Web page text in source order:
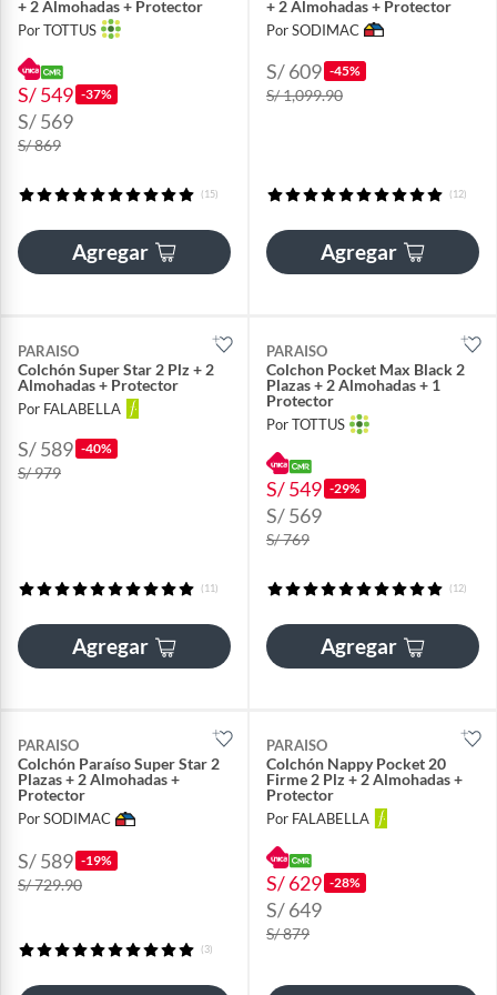
+ 2 Almohadas + Protector
Por TOTTUS
S/ 549 -37%
S/ 569
S/ 869
(15)
Agregar
+ 2 Almohadas + Protector
Por SODIMAC
S/ 609 -45%
S/ 1,099.90
(12)
Agregar
PARAISO
Colchón Super Star 2 Plz + 2
Almohadas + Protector
Por FALABELLA
S/ 589 -40%
S/ 979
(11)
Agregar
PARAISO
Colchon Pocket Max Black 2
Plazas + 2 Almohadas + 1
Protector
Por TOTTUS
S/ 549 -29%
S/ 569
S/ 769
(12)
Agregar
PARAISO
Colchón Paraíso Super Star 2
Plazas + 2 Almohadas +
Protector
Por SODIMAC
S/ 589 -19%
S/ 729.90
(3)
PARAISO
Colchón Nappy Pocket 20
Firme 2 Plz + 2 Almohadas +
Protector
Por FALABELLA
S/ 629 -28%
S/ 649
S/ 879